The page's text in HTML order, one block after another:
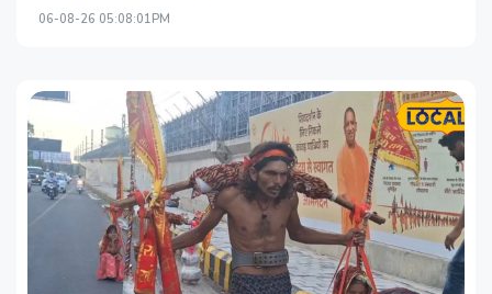
06-08-26 05:08:01PM